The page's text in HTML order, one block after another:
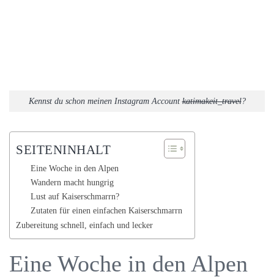
Kennst du schon meinen Instagram Accountkatimakeit_travel?
SEITENINHALT
Eine Woche in den Alpen
Wandern macht hungrig
Lust auf Kaiserschmarrn?
Zutaten für einen einfachen Kaiserschmarrn
Zubereitung schnell, einfach und lecker
Eine Woche in den Alpen